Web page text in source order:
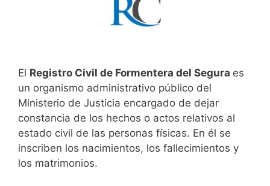
El Registro Civil de Formentera del Segura es
un organismo administrativo público del
Ministerio de Justicia encargado de dejar
constancia de los hechos o actos relativos al
estado civil de las personas físicas. En él se
inscriben los nacimientos, los fallecimientos y
los matrimonios.